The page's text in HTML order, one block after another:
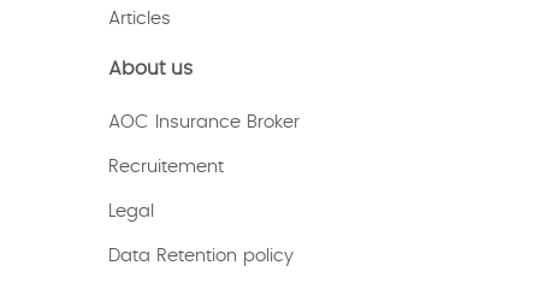
Articles
About us
AOC Insurance Broker
Recruitement
Legal
Data Retention policy